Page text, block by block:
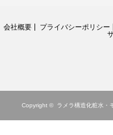
会社概要 プライバシーポリシー
Copyright © ラメラ構造化粧水・